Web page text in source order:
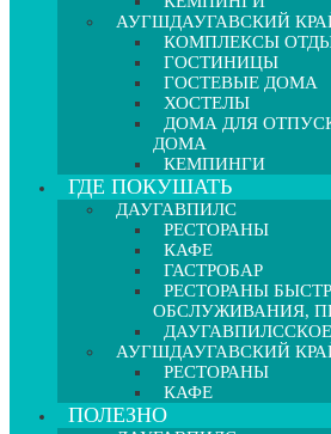
АУГШДАУГАВСКИЙ
КОМПЛЕКСЫ
ГОСТИНИЦЫ
ГОСТЕВЫЕ ДОМА
ХОСТЕЛЫ
ДОМА ДЛЯ
ДОМА
КЕМПИНГИ
ГДЕ ПОКУШАТЬ
ДАУГАВПИЛС
РЕСТОРАНЫ
КАФЕ
ГАСТРОБАР
РЕСТОРАНЫ
ОБСЛУЖИВАНИЯ,
АУГШДАУГАВСКИЙ
РЕСТОРАНЫ
КАФЕ
ПОЛЕЗНО